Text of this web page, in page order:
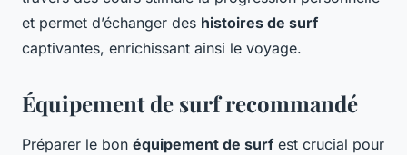
et permet d’échanger des histoires de surf
captivantes, enrichissant ainsi le voyage.
Équipement de surf recommandé
Préparer le bon équipement de surf est crucial pour